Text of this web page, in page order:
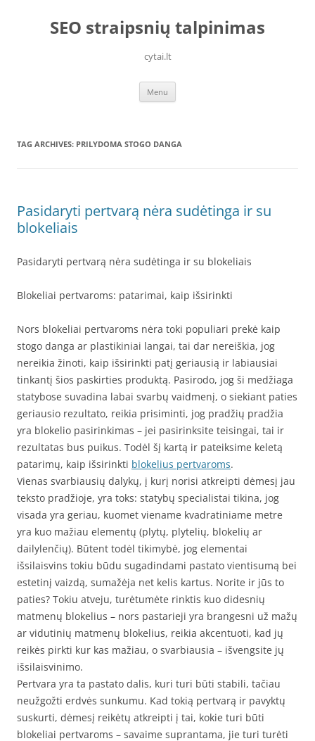
contentSEO straipsnių talpinimas
cytai.lt
Menu
TAG ARCHIVES: PRILYDOMA STOGO DANGA
Pasidaryti pertvarą nėra sudėtinga ir su
blokeliais
Pasidaryti pertvarą nėra sudėtinga ir su blokeliais
Blokeliai pertvaroms: patarimai, kaip išsirinkti
Nors blokeliai pertvaroms nėra toki populiari prekė kaip
stogo danga ar plastikiniai langai, tai dar nereiškia, jog
nereikia žinoti, kaip išsirinkti patį geriausią ir labiausiai
tinkantį šios paskirties produktą. Pasirodo, jog ši medžiaga
statybose suvadina labai svarbų vaidmenį, o siekiant paties
geriausio rezultato, reikia prisiminti, jog pradžių pradžia
yra blokelio pasirinkimas – jei pasirinksite teisingai, tai ir
rezultatas bus puikus. Todėl šį kartą ir pateiksime keletą
patarimų, kaip išsirinkti blokelius pertvaroms.
Vienas svarbiausių dalykų, į kurį norisi atkreipti dėmesį jau
teksto pradžioje, yra toks: statybų specialistai tikina, jog
visada yra geriau, kuomet viename kvadratiniame metre
yra kuo mažiau elementų (plytų, plytelių, blokelių ar
dailylenčių). Būtent todėl tikimybė, jog elementai
išsilaisvins tokiu būdu sugadindami pastato vientisumą bei
estetinį vaizdą, sumažėja net kelis kartus. Norite ir jūs to
paties? Tokiu atveju, turėtumėte rinktis kuo didesnių
matmenų blokelius – nors pastarieji yra brangesni už mažų
ar vidutinių matmenų blokelius, reikia akcentuoti, kad jų
reikės pirkti kur kas mažiau, o svarbiausia – išvengsite jų
išsilaisvinimo.
Pertvara yra ta pastato dalis, kuri turi būti stabili, tačiau
neužgožti erdvės sunkumu. Kad tokią pertvarą ir pavyktų
suskurti, dėmesį reikėtų atkreipti į tai, kokie turi būti
blokeliai pertvaroms – savaime suprantama, jie turi turėti